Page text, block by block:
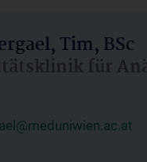
Tim, BSc
für